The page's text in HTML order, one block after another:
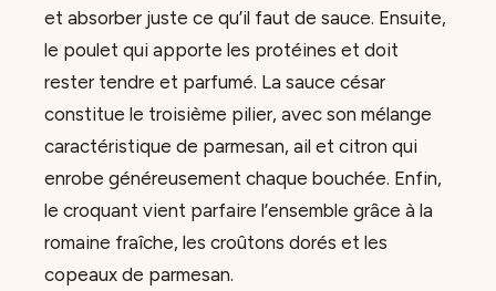
et absorber juste ce qu’il faut de sauce. Ensuite,
le poulet qui apporte les protéines et doit
rester tendre et parfumé. La sauce césar
constitue le troisième pilier, avec son mélange
caractéristique de parmesan, ail et citron qui
enrobe généreusement chaque bouchée. Enfin,
le croquant vient parfaire l’ensemble grâce à la
romaine fraîche, les croûtons dorés et les
copeaux de parmesan.